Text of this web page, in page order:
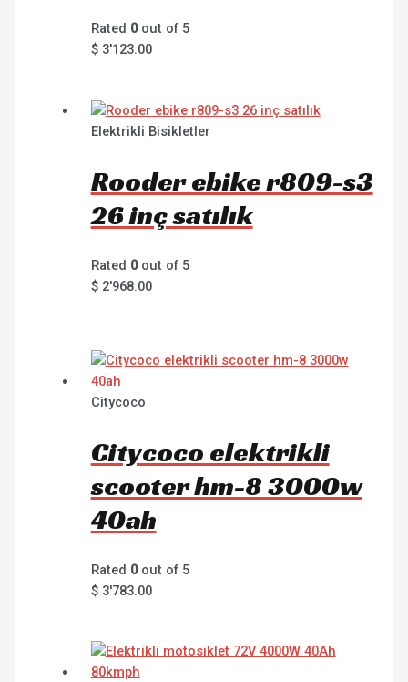
Rated 0out of 5
$3'123.00
Elektrikli Bisikletler
Rooder ebike r809-s3
26 inç satılık
Rated 0out of 5
$2'968.00
Citycoco
Citycoco elektrikli
scooter hm-8 3000w
40ah
Rated 0out of 5
$3'783.00